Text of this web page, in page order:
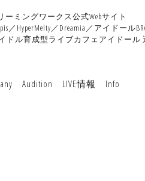
ミングワークス公式Webサイト
HyperMelty／Dreamia／アイドール
ドル育成型ライブカフェアイドール
Audition LIVE情報 Info